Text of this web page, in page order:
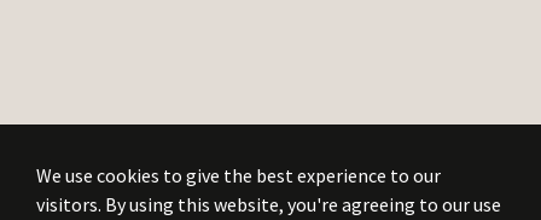
We use cookies to give the best experience to our
visitors. By using this website, you're agreeing to our use